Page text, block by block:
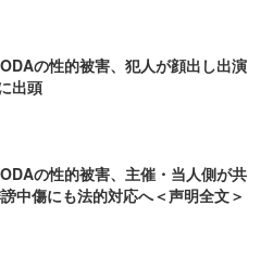
の性的被害、犯人が顔出し出演
出頭
の性的被害、主催・当人側が共
中傷にも法的対応へ＜声明全文＞